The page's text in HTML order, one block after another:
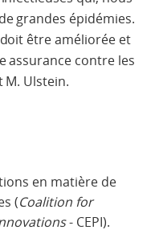
grandes épidémies.
être améliorée et
assurance contre les
M. Ulstein.
en matière de
(Coalition for
- CEPI).